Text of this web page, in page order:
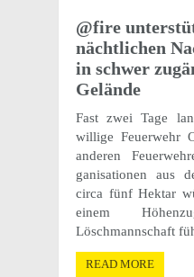
@fire
nächtlichen
in schwer
Gelände
Fast zwei Tage
willige Feuer­wehr
anderen
gan­i­sa­tio­nen aus
circa fünf Hektar
einem
Löschmannschaft
READ MORE